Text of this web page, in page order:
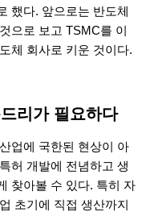
했다. 앞으로는 반도체
으로 보고 TSMC를 이
체 회사로 키운 것이다.
리가 필요하다
업에 국한된 현상이 아
허 개발에 전념하고 생
찾아볼 수 있다. 특히 자
초기에 직접 생산까지